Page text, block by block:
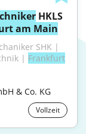
HKLS
am Main
| Frankfurt
& Co. KG
Vollzeit